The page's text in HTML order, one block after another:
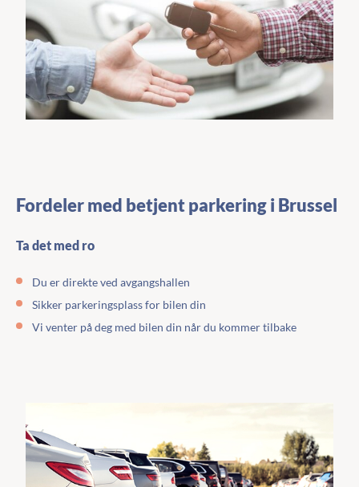
Fordeler med betjent parkering i Brussel
Ta det med ro
Du er direkte ved avgangshallen
Sikker parkeringsplass for bilen din
Vi venter på deg med bilen din når du kommer tilbake